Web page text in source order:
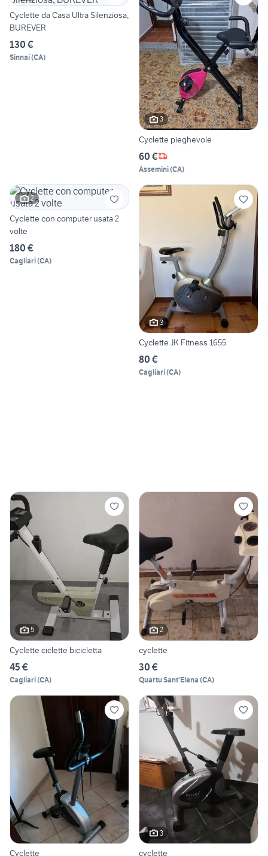
Cyclette da Casa Ultra Silenziosa,
BUREVER
130 €
Sinnai(CA)
3
Cyclette pieghevole
60 €
Assemini(CA)
2
Cyclette con computer usata 2
volte
180 €
Cagliari(CA)
3
Cyclette JK Fitness 1655
80 €
Cagliari(CA)
5
Cyclette ciclette bicicletta
45 €
Cagliari(CA)
2
cyclette
30 €
Quartu Sant'Elena (CA)
Cyclette
3
cyclette